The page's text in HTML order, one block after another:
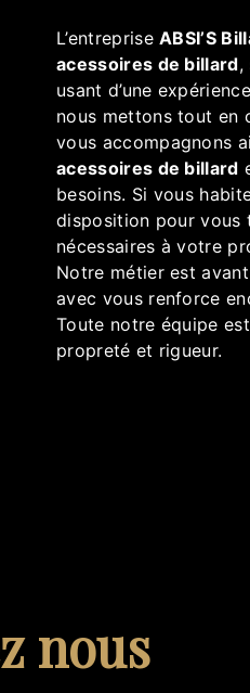
L’entrepriseABSI’S
acessoires de billard,
usant d’une
nous mettons tout en
vous accompagnons
acessoires de billard
besoins. Si vous
disposition pour vous
nécessaires à votre
Notre métier est
avec vous renforce
Toute notre équipe
propreté et rigueur.
nous